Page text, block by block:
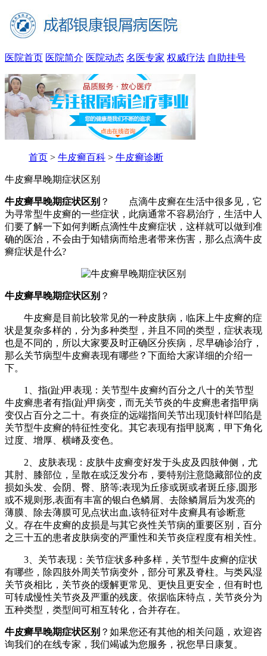
医院首页 医院简介 医院动态 名医专家 权威疗法 自助挂号
首页 > 牛皮癣百科 > 牛皮癣诊断
牛皮癣早晚期症状区别
牛皮癣早晚期症状区别 ？ 点滴牛皮癣在生活中很多见，它
为寻常型牛皮癣的一些症状，此病通常不容易治疗，生活中人
们要了解一下如何判断点滴性牛皮癣症状，这样就可以做到准
确的医治，不会由于知错病而给患者带来伤害，那么点滴牛皮
癣症状是什么?
牛皮癣早晚期症状区别 ？
牛皮癣是目前比较常见的一种皮肤病，临床上牛皮癣的症
状是复杂多样的，分为多种类型，并且不同的类型，症状表现
也是不同的，所以大家要及时正确区分疾病，尽早确诊治疗，
那么关节病型牛皮癣表现有哪些？下面给大家详细的介绍一
下。
1、指(趾)甲表现：关节型牛皮癣约百分之八十的关节型
牛皮癣患者有指(趾)甲病变，而无关节炎的牛皮癣患者指甲病
变仅占百分之二十。有炎症的远端指间关节出现顶针样凹陷是
关节型牛皮癣的特征性变化。其它表现有指甲脱离，甲下角化
过度、增厚、横嵴及变色。
2、皮肤表现：皮肤牛皮癣变好发于头皮及四肢伸侧，尤
其肘、膝部位，呈散在或泛发分布，要特别注意隐藏部位的皮
损如头发、会阴、臀、脐等;表现为丘疹或斑或者斑丘疹,圆形
或不规则形,表面有丰富的银白色鳞屑、去除鳞屑后为发亮的
薄膜、除去薄膜可见点状出血,该特征对牛皮癣具有诊断意
义。存在牛皮癣的皮损是与其它炎性关节病的重要区别，百分
之三十五的患者皮肤病变的严重性和关节炎症程度有相关性。
3、关节表现：关节症状多种多样，关节型牛皮癣的症状
有哪些，除四肢外周关节病变外，部分可累及脊柱。与类风湿
关节炎相比，关节炎的缓解更常见、更快且更安全，但有时也
可转成慢性关节炎及严重的残废。依据临床特点，关节炎分为
五种类型，类型间可相互转化，合并存在。
牛皮癣早晚期症状区别 ？如果您还有其他的相关问题，欢迎咨
询我们的在线专家，我们竭诚为您服务，祝您早日康复。